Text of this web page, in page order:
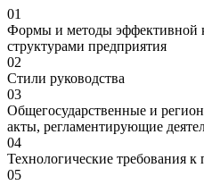
01
Формы и методы эффективной
структурами предприятия
02
Стили руководства
03
Общегосударственные и
акты, регламентирующие
04
Технологические требования
05